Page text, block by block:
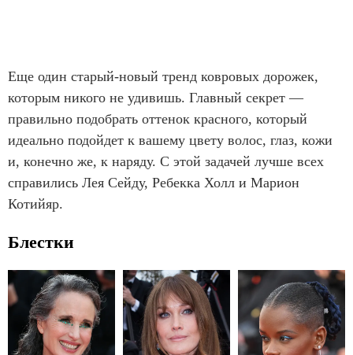
Еще один старый-новый тренд ковровых дорожек,
которым никого не удивишь. Главный секрет —
правильно подобрать оттенок красного, который
идеально подойдет к вашему цвету волос, глаз, кожи
и, конечно же, к наряду. С этой задачей лучше всех
справились Лея Сейду, Ребекка Холл и Марион
Котийяр.
Блестки